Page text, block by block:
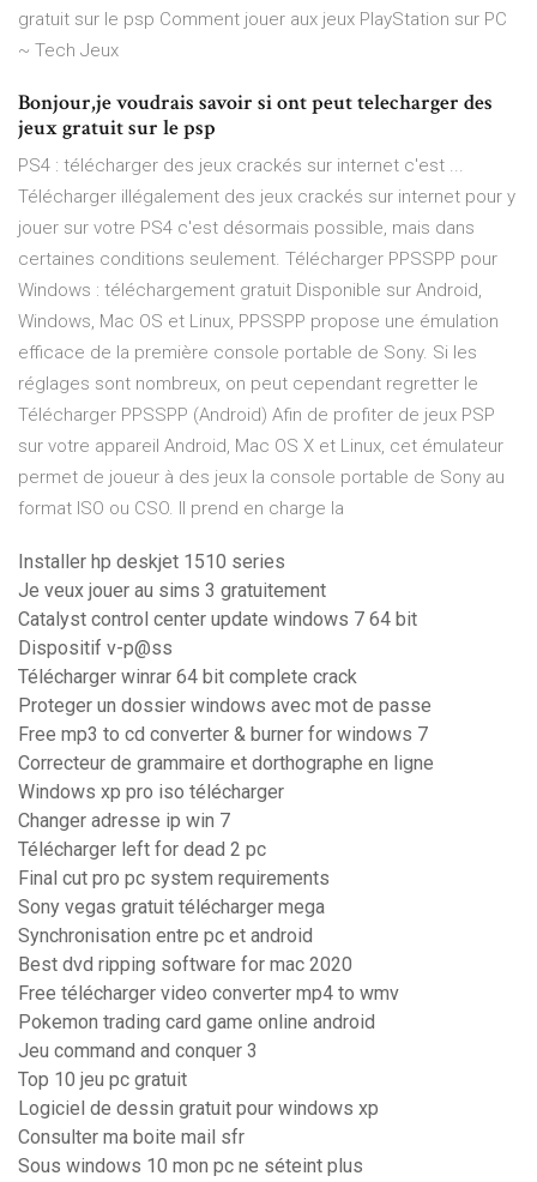
gratuit sur le psp Comment jouer aux jeux PlayStation sur PC
~ Tech Jeux
Bonjour,je voudrais savoir si ont peut telecharger des
jeux gratuit sur le psp
PS4 : télécharger des jeux crackés sur internet c'est ...
Télécharger illégalement des jeux crackés sur internet pour y
jouer sur votre PS4 c'est désormais possible, mais dans
certaines conditions seulement. Télécharger PPSSPP pour
Windows : téléchargement gratuit Disponible sur Android,
Windows, Mac OS et Linux, PPSSPP propose une émulation
efficace de la première console portable de Sony. Si les
réglages sont nombreux, on peut cependant regretter le
Télécharger PPSSPP (Android) Afin de profiter de jeux PSP
sur votre appareil Android, Mac OS X et Linux, cet émulateur
permet de joueur à des jeux la console portable de Sony au
format ISO ou CSO. Il prend en charge la
Installer hp deskjet 1510 series
Je veux jouer au sims 3 gratuitement
Catalyst control center update windows 7 64 bit
Dispositif v-p@ss
Télécharger winrar 64 bit complete crack
Proteger un dossier windows avec mot de passe
Free mp3 to cd converter & burner for windows 7
Correcteur de grammaire et dorthographe en ligne
Windows xp pro iso télécharger
Changer adresse ip win 7
Télécharger left for dead 2 pc
Final cut pro pc system requirements
Sony vegas gratuit télécharger mega
Synchronisation entre pc et android
Best dvd ripping software for mac 2020
Free télécharger video converter mp4 to wmv
Pokemon trading card game online android
Jeu command and conquer 3
Top 10 jeu pc gratuit
Logiciel de dessin gratuit pour windows xp
Consulter ma boite mail sfr
Sous windows 10 mon pc ne séteint plus